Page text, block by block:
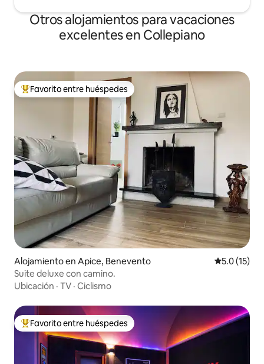
Otros alojamientos para vacaciones
excelentes en Collepiano
Favorito entre huéspedes preferido
Favorito entre huéspedes
Alojamiento en Apice, Benevento Calificación
5.0 (15)
Suite deluxe con camino.
Ubicación · TV · Ciclismo
Favorito entre huéspedes preferido
Favorito entre huéspedes